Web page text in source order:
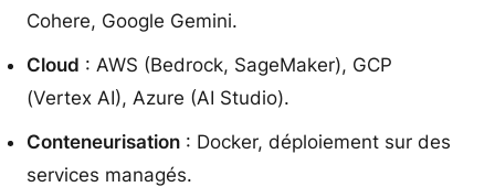
Cohere, Google Gemini.
Cloud : AWS (Bedrock, SageMaker), GCP
(Vertex AI), Azure (AI Studio).
Conteneurisation : Docker, déploiement sur des
services managés.